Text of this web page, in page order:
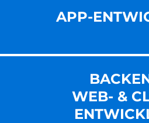
APP-
WEB- &